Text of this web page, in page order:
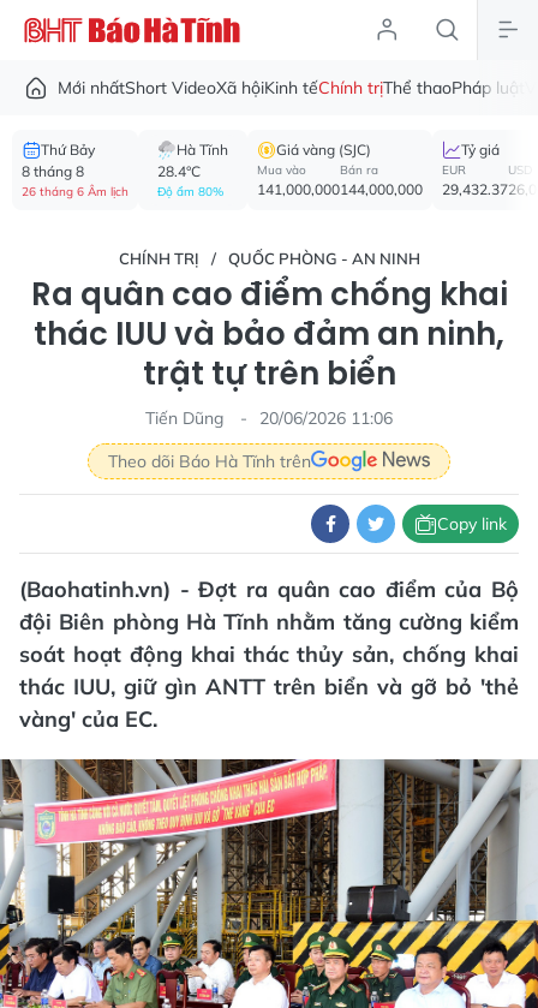
Mới nhấtShort VideoXã hộiKinh tếChính trịThể thaoPháp luật
Thứ Bảy
8 tháng 8
26 tháng 6 Âm lịch
Hà Tĩnh
28.4°C
Độ ẩm 80%
Giá vàng (SJC)
Mua vào
141,000,000
Bán ra
144,000,000
Tỷ giá
EUR
29,432.37
USD
CHÍNH TRỊ QUỐC PHÒNG - AN NINH
Ra quân cao điểm chống khai
thác IUU và bảo đảm an ninh,
trật tự trên biển
Tiến Dũng
20/06/2026 11:06
Theo dõi Báo Hà Tĩnh trên
Copy link
(Baohatinh.vn) - Đợt ra quân cao điểm của Bộ
đội Biên phòng Hà Tĩnh nhằm tăng cường kiểm
soát hoạt động khai thác thủy sản, chống khai
thác IUU, giữ gìn ANTT trên biển và gỡ bỏ 'thẻ
vàng' của EC.